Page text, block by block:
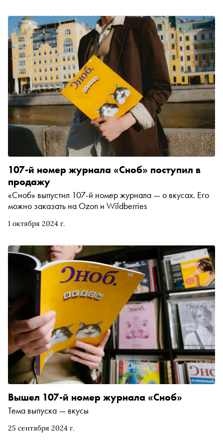
рассказал «Снобу» о восьми удивительных примерах
музыки, навеянной живописью
1 октября 2024 г.
107-й номер журнала «Сноб» поступил в
продажу
«Сноб» выпустил 107-й номер журнала — о вкусах. Его
можно заказать на Ozon и Wildberries
25 сентября 2024 г.
Вышел 107-й номер журнала «Сноб»
Тема выпуска — вкусы